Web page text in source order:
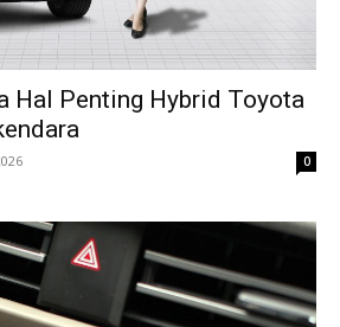
Hal Penting Hybrid Toyota
0